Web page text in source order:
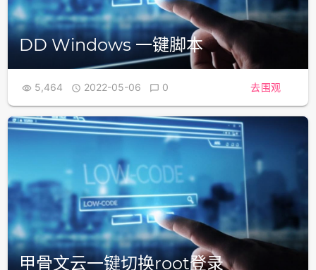
DD Windows 一键脚本
 5,464  2022-05-06  0 去围观
甲骨文云一键切换root登录